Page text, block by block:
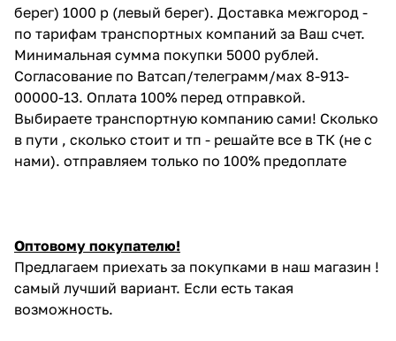
берег) 1000 р (левый берег). Доставка межгород -
по тарифам транспортных компаний за Ваш счет.
Минимальная сумма покупки 5000 рублей.
Согласование по Ватсап/телеграмм/мах 8-913-
00000-13. Оплата 100% перед отправкой.
Выбираете транспортную компанию сами! Сколько
в пути , сколько стоит и тп - решайте все в ТК (не с
нами). отправляем только по 100% предоплате
Оптовому покупателю!
Предлагаем приехать за покупками в наш магазин !
самый лучший вариант. Если есть такая
возможность.